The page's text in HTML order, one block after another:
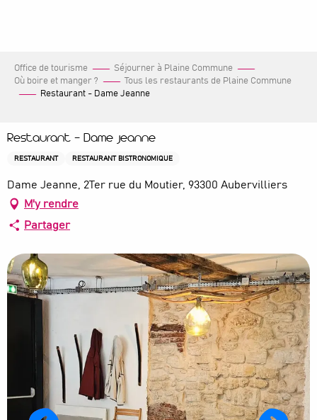
Office de tourisme
Séjourner à Plaine Commune
Où boire et manger ?
Tous les restaurants de Plaine Commune
Restaurant - Dame Jeanne
Restaurant - Dame Jeanne
RESTAURANT RESTAURANT BISTRONOMIQUE
Dame Jeanne, 2Ter rue du Moutier, 93300 Aubervilliers
M'y rendre
Partager